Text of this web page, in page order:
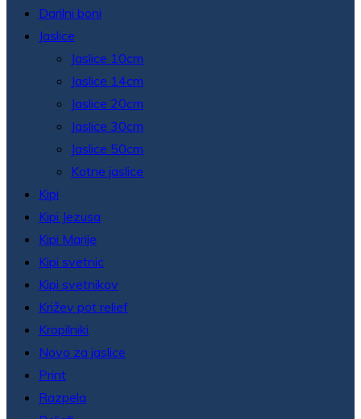
Darilni boni
Jaslice
Jaslice 10cm
Jaslice 14cm
Jaslice 20cm
Jaslice 30cm
Jaslice 50cm
Kotne jaslice
Kipi
Kipi Jezusa
Kipi Marije
Kipi svetnic
Kipi svetnikov
Križev pot relief
Kropilniki
Novo za jaslice
Print
Razpela